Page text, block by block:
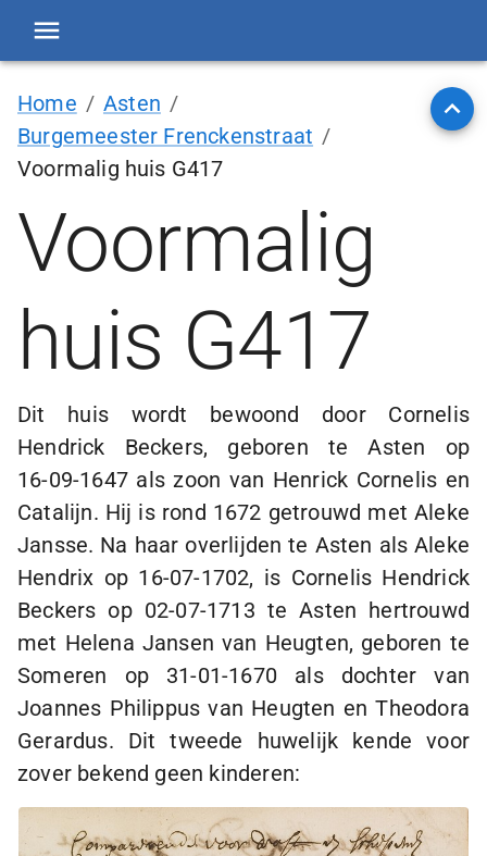
Home / Asten /
Burgemeester Frenckenstraat /
Voormalig huis G417
Voormalig
huis G417
Dit huis wordt bewoond door Cornelis
Hendrick Beckers, geboren te Asten op
16-09-1647als zoon van Henrick Cornelis en
Catalijn. Hij is rond 1672 getrouwd met Aleke
Jansse. Na haar overlijden te Asten als Aleke
Hendrix op 16-07-1702, is Cornelis Hendrick
Beckers op 02-07-1713 te Asten hertrouwd
met Helena Jansen van Heugten, geboren te
Someren op 31-01-1670als dochter van
Joannes Philippus van Heugten en Theodora
Gerardus. Dit tweede huwelijk kende voor
zover bekend geen kinderen: